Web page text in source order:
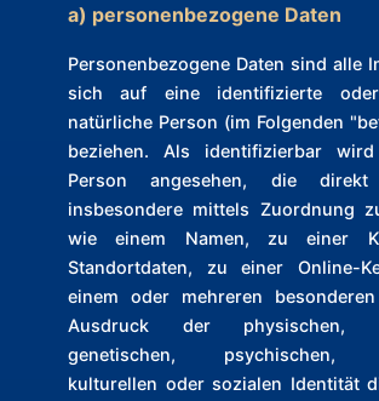
a) personenbezogene Daten
Personenbezogene Daten sind alle
sich auf eine identifizierte oder
natürliche Person (im Folgenden
beziehen. Als identifizierbar
Person angesehen, die
insbesondere mittels Zuordnung
wie einem Namen, zu einer
Standortdaten, zu einer Online-
einem oder mehreren
Ausdruck der physischen,
genetischen, psychischen,
kulturellen oder sozialen Identität